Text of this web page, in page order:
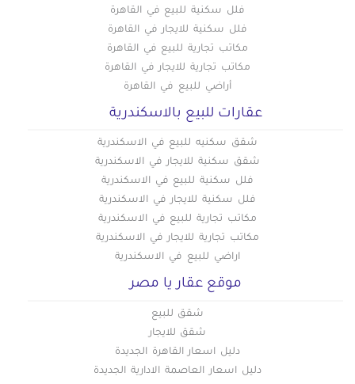
فلل سكنية للبيع في القاهرة
فلل سكنية للايجار في القاهرة
مكاتب تجارية للبيع في القاهرة
مكاتب تجارية للايجار في القاهرة
أراضي للبيع في القاهرة
عقارات للبيع بالاسكندرية
شقق سكنيه للبيع في الاسكندرية
شقق سكنية للايجار في الاسكندرية
فلل سكنية للبيع في الاسكندرية
فلل سكنية للايجار في الاسكندرية
مكاتب تجارية للبيع في الاسكندرية
مكاتب تجارية للايجار في الاسكندرية
اراضي للبيع في الاسكندرية
موقع عقار يا مصر
شقق للبيع
شقق للايجار
دليل اسعار القاهرة الجديدة
دليل اسعار العاصمة الادارية الجديدة